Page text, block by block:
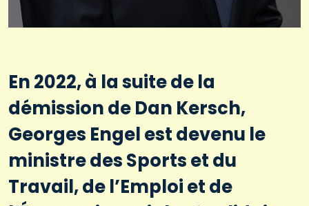
En 2022, à la suite de la
démission de Dan Kersch,
Georges Engel est devenu le
ministre des Sports et du
Travail, de l’Emploi et de